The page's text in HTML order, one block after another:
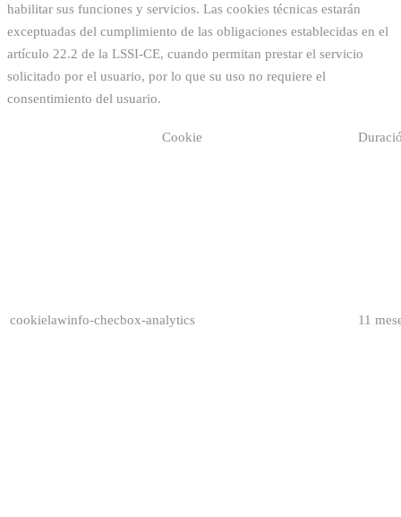
habilitar sus funciones y servicios. Las cookies técnicas estarán
exceptuadas del cumplimiento de las obligaciones establecidas en el
artículo 22.2 de la LSSI-CE, cuando permitan prestar el servicio
solicitado por el usuario, por lo que su uso no requiere el
consentimiento del usuario.
Cookie
cookielawinfo-checbox-analytics 11